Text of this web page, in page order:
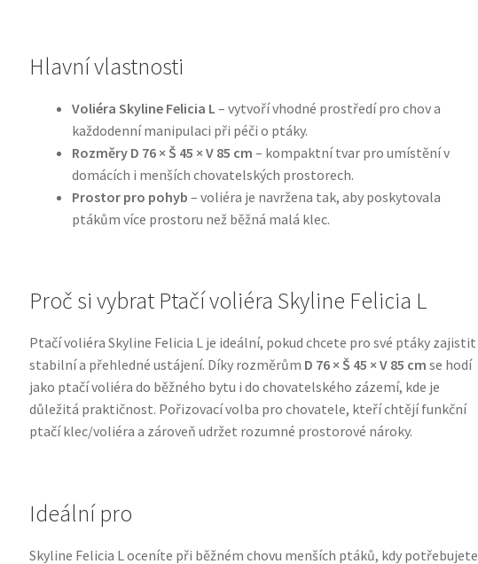
Hlavní vlastnosti
Voliéra Skyline Felicia L – vytvoří vhodné prostředí pro chov a
každodenní manipulaci při péči o ptáky.
Rozměry D 76 × Š 45 × V 85 cm – kompaktní tvar pro umístění v
domácích i menších chovatelských prostorech.
Prostor pro pohyb – voliéra je navržena tak, aby poskytovala
ptákům více prostoru než běžná malá klec.
Proč si vybrat Ptačí voliéra Skyline Felicia L
Ptačí voliéra Skyline Felicia L je ideální, pokud chcete pro své ptáky zajistit
stabilní a přehledné ustájení. Díky rozměrům D 76 × Š 45 × V 85 cm se hodí
jako ptačí voliéra do běžného bytu i do chovatelského zázemí, kde je
důležitá praktičnost. Pořizovací volba pro chovatele, kteří chtějí funkční
ptačí klec/voliéra a zároveň udržet rozumné prostorové nároky.
Ideální pro
Skyline Felicia L oceníte při běžném chovu menších ptáků, kdy potřebujete